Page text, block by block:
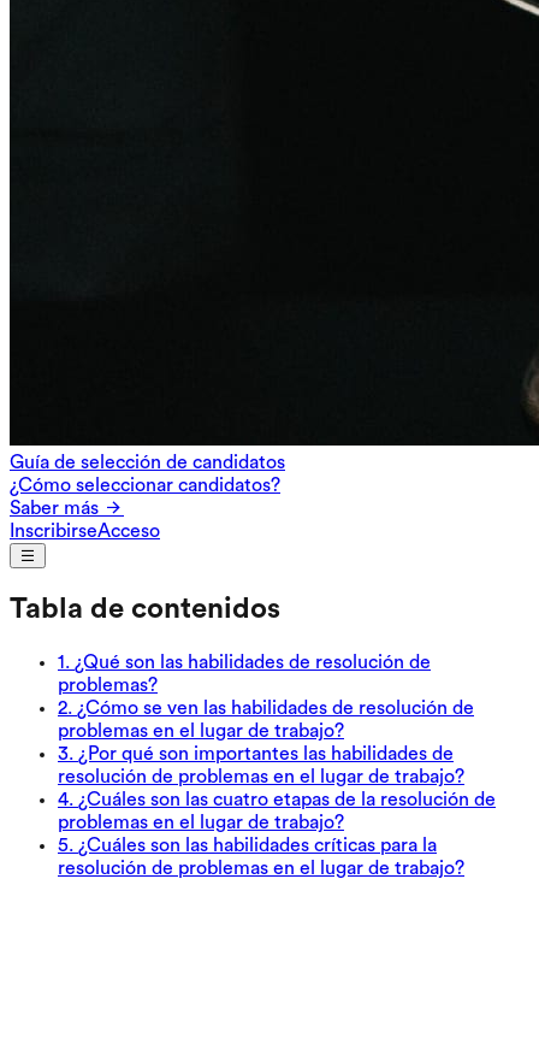
Guía de selección de candidatos
¿Cómo seleccionar candidatos?
Saber más
InscribirseAcceso
Tabla de contenidos
1 . ¿Qué son las habilidades de resolución de
problemas?
2. ¿Cómo se ven las habilidades de resolución de
problemas en el lugar de trabajo?
3. ¿Por qué son importantes las habilidades de
resolución de problemas en el lugar de trabajo?
4. ¿Cuáles son las cuatro etapas de la resolución de
problemas en el lugar de trabajo?
5. ¿Cuáles son las habilidades críticas para la
resolución de problemas en el lugar de trabajo?